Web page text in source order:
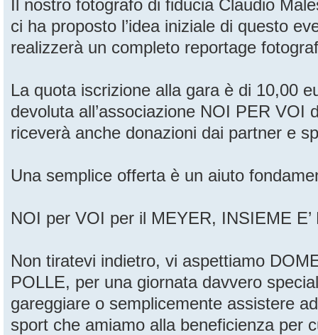
Il nostro fotografo di fiducia Claudio
ci ha proposto l’idea iniziale di questo
realizzerà un completo reportage
La quota iscrizione alla gara è di 10,00
devoluta all’associazione NOI PER VOI
riceverà anche donazioni dai partner e
Una semplice offerta è un aiuto
NOI per VOI per il MEYER, INSIEME
Non tiratevi indietro, vi aspettiamo
POLLE, per una giornata davvero
gareggiare o semplicemente assistere
sport che amiamo alla beneficienza per